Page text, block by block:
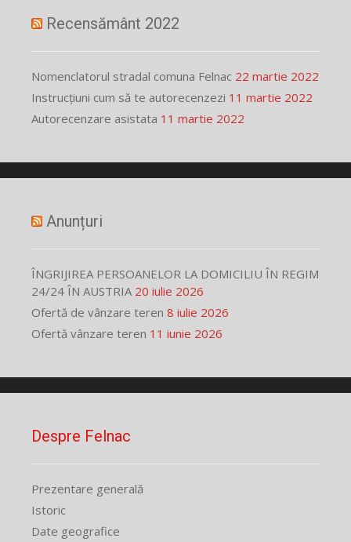
Recensământ 2022
Nomenclatorul stradal comuna Felnac 22 martie 2022
Instrucțiuni cum să te autorecenzezi 11 martie 2022
Autorecenzare asistata 11 martie 2022
Anunțuri
ÎNGRIJIREA PERSOANELOR LA DOMICILIU ÎN REGIM
24/24 ÎN AUSTRIA 20 iulie 2026
Ofertă de vânzare teren 8 iulie 2026
Ofertă vânzare teren 11 iunie 2026
Despre Felnac
Prezentare generală
Istoric
Date geografice